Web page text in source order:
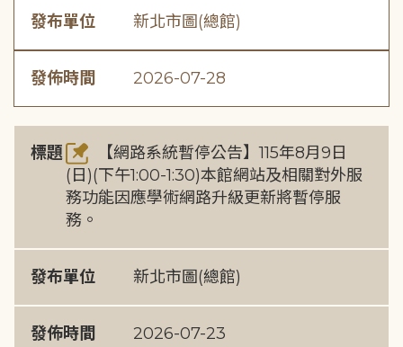
發布單位 新北市圖(總館)
發佈時間 2026-07-28
標題
【網路系統暫停公告】115年8月9日
(日)(下午1:00-1:30)本館網站及相關對外服
務功能因應學術網路升級更新將暫停服
務。
發布單位 新北市圖(總館)
發佈時間 2026-07-23